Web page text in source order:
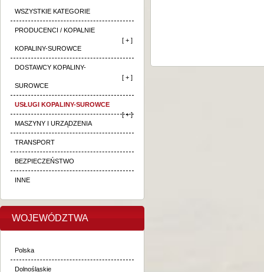
WSZYSTKIE KATEGORIE
PRODUCENCI / KOPALNIE
KOPALINY-SUROWCE
[ + ]
DOSTAWCY KOPALINY-
SUROWCE
[ + ]
USŁUGI KOPALINY-SUROWCE
[ + ]
MASZYNY I URZĄDZENIA
TRANSPORT
BEZPIECZEŃSTWO
INNE
WOJEWÓDZTWA
Polska
Dolnośląskie